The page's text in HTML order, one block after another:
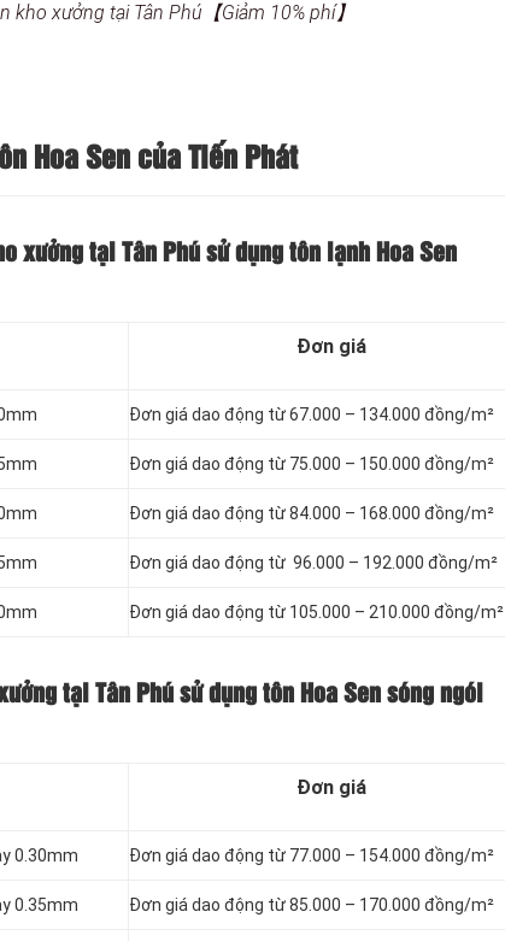
kho xưởng tại Tân Phú【Giảm 10% phí】
Hoa Sen của Tiến Phát
xưởng tại Tân Phú sử dụng tôn lạnh Hoa Sen
Đơn giá
Đơn giá dao động từ 67.000 – 134.000 đồng/m²
Đơn giá dao động từ 75.000 – 150.000 đồng/m²
Đơn giá dao động từ 84.000 – 168.000 đồng/m²
Đơn giá dao động từ 96.000 – 192.000 đồng/m²
Đơn giá dao động từ 105.000 – 210.000 đồng/m²
tại Tân Phú sử dụng tôn Hoa Sen sóng ngói
Đơn giá
0.30mm Đơn giá dao động từ 77.000 – 154.000 đồng/m²
0.35mm Đơn giá dao động từ 85.000 – 170.000 đồng/m²